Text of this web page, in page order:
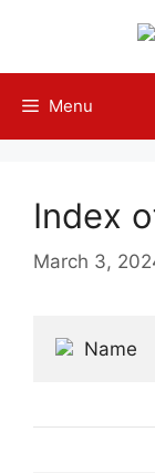
content
Menu
Index
March 3,
Name